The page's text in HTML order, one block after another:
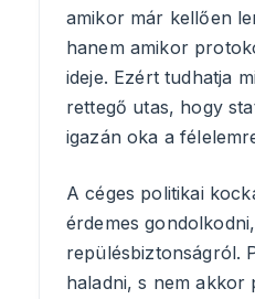
amikor már kellően
hanem amikor
ideje. Ezért tudhatja
rettegő utas, hogy
igazán oka a
A céges politikai
érdemes
repülésbiztonságról.
haladni, s nem akkor